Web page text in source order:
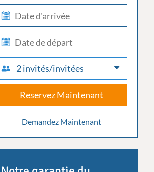
check-
in
check-
out
2 invités/invitées
Reservez Maintenant
Demandez Maintenant